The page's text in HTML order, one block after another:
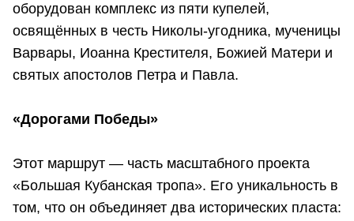
оборудован комплекс из пяти купелей,
освящённых в честь Николы-угодника, мученицы
Варвары, Иоанна Крестителя, Божией Матери и
святых апостолов Петра и Павла.
«Дорогами Победы»
Этот маршрут — часть масштабного проекта
«Большая Кубанская тропа». Его уникальность в
том, что он объединяет два исторических пласта: